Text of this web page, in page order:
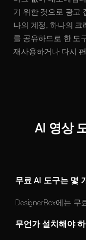
기 위한 것으로 광고
나의 계정, 하나의 크
를 공유하므로 한 도
재사용하거나 다시
AI 영상
무료 AI 도구는 몇
DesignerBox에는 무
니메이션 스타일을
무언가 설치해야